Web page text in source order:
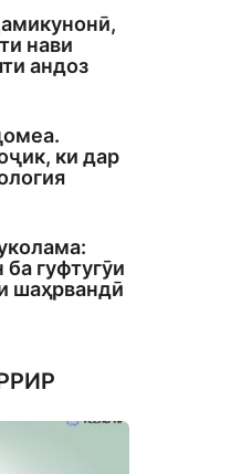
нави
андоз
ки дар
гуфтугӯи
шаҳрвандӣ